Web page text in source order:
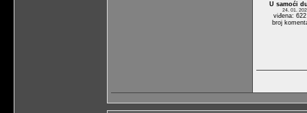
U samoći
24. 01.
viđena:
broj